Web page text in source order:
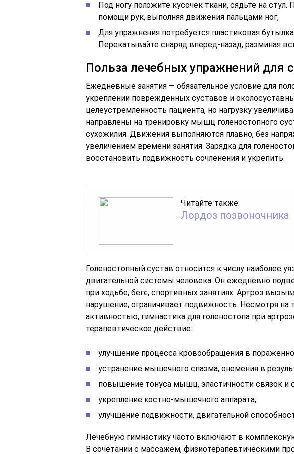
Под ногу положите кусочек ткани, сядьте на стул.
помощи рук, выполняя движения пальцами ног;
Для упражнения потребуется пластиковая
Перекатывайте снаряд вперед-назад, разминая
Польза лечебных упражнений для
Ежедневные занятия — обязательное условие для
укреплении поврежденных суставов и
целеустремленность пациента, но нагрузку
направлены на тренировку мышц голеностопного
сухожилия. Движения выполняются плавно, без
увеличением времени занятия. Зарядка для
восстановить подвижность сочленения и укрепить.
Читайте также:
Лордоз позвоночника
Голеностопный сустав относится к числу наиболее
двигательной системы человека. Он ежедневно
при ходьбе, беге, спортивных занятиях. Артроз
нарушение, ограничивает подвижность. Несмотря на
активностью, гимнастика для голеностопа при
терапевтическое действие:
улучшение процесса кровообращения в
устранение мышечного спазма, онемения в
повышение тонуса мышц, эластичности связок и
укрепление костно-мышечного аппарата;
улучшение подвижности, двигательной
Лечебную гимнастику часто включают в
В сочетании с массажем, физиотерапевтическими